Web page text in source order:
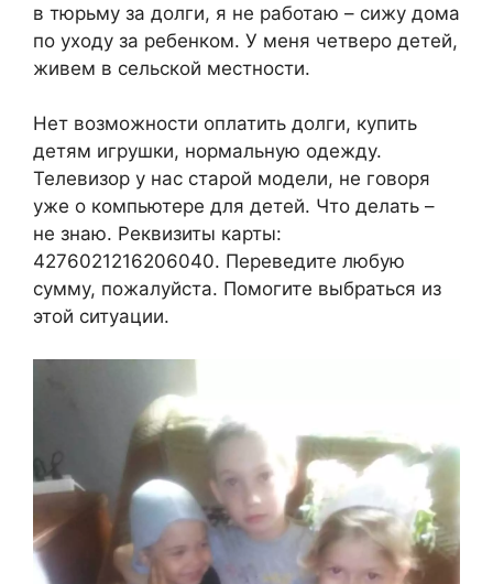
в тюрьму за долги, я не работаю – сижу дома
по уходу за ребенком. У меня четверо детей,
живем в сельской местности.
Нет возможности оплатить долги, купить
детям игрушки, нормальную одежду.
Телевизор у нас старой модели, не говоря
уже о компьютере для детей. Что делать –
не знаю. Реквизиты карты:
4276021216206040. Переведите любую
сумму, пожалуйста. Помогите выбраться из
этой ситуации.